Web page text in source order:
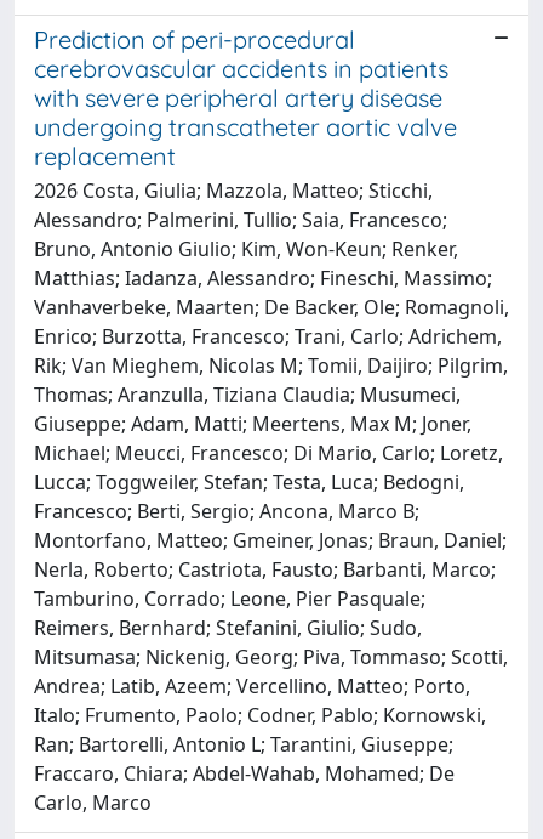
Prediction of peri-procedural
cerebrovascular accidents in patients
with severe peripheral artery disease
undergoing transcatheter aortic valve
replacement
2026 Costa, Giulia; Mazzola, Matteo; Sticchi,
Alessandro; Palmerini, Tullio; Saia, Francesco;
Bruno, Antonio Giulio; Kim, Won-Keun; Renker,
Matthias; Iadanza, Alessandro; Fineschi, Massimo;
Vanhaverbeke, Maarten; De Backer, Ole; Romagnoli,
Enrico; Burzotta, Francesco; Trani, Carlo; Adrichem,
Rik; Van Mieghem, Nicolas M; Tomii, Daijiro; Pilgrim,
Thomas; Aranzulla, Tiziana Claudia; Musumeci,
Giuseppe; Adam, Matti; Meertens, Max M; Joner,
Michael; Meucci, Francesco; Di Mario, Carlo; Loretz,
Lucca; Toggweiler, Stefan; Testa, Luca; Bedogni,
Francesco; Berti, Sergio; Ancona, Marco B;
Montorfano, Matteo; Gmeiner, Jonas; Braun, Daniel;
Nerla, Roberto; Castriota, Fausto; Barbanti, Marco;
Tamburino, Corrado; Leone, Pier Pasquale;
Reimers, Bernhard; Stefanini, Giulio; Sudo,
Mitsumasa; Nickenig, Georg; Piva, Tommaso; Scotti,
Andrea; Latib, Azeem; Vercellino, Matteo; Porto,
Italo; Frumento, Paolo; Codner, Pablo; Kornowski,
Ran; Bartorelli, Antonio L; Tarantini, Giuseppe;
Fraccaro, Chiara; Abdel-Wahab, Mohamed; De
Carlo, Marco